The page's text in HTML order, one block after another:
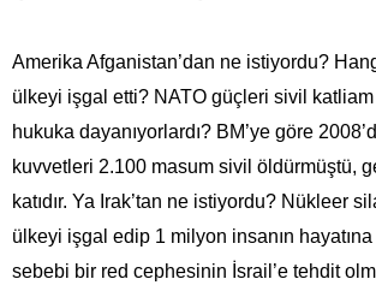
Amerika Afganistan’dan ne istiyordu?
ülkeyi işgal etti? NATO güçleri sivil
hukuka dayanıyorlardı? BM’ye göre
kuvvetleri 2.100 masum sivil öldürmüştü,
katıdır. Ya Irak’tan ne istiyordu? Nükleer
ülkeyi işgal edip 1 milyon insanın hayatına
sebebi bir red cephesinin İsrail’e tehdit